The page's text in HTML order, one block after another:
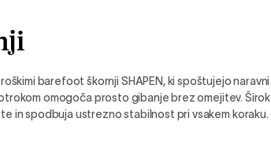
barefoot škornji SHAPEN, ki spoštujejo naravni
omogoča prosto gibanje brez omejitev. Širok
in spodbuja ustrezno stabilnost pri vsakem koraku.